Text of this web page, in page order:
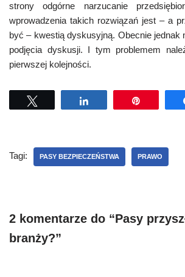
strony odgórne narzucanie
wprowadzenia takich rozwiązań jest – a
być – kwestią dyskusyjną. Obecnie jednak
podjęcia dyskusji. I tym problemem
pierwszej kolejności.
Udostępnij
Tagi: PASY BEZPIECZEŃSTWA PRAWO
2 komentarze do “Pasy
branży?”